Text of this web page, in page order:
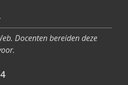
Docenten bereiden deze